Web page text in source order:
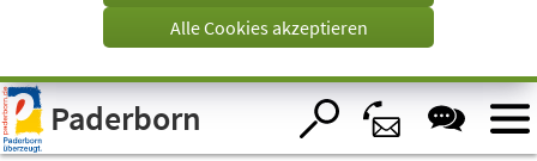
Visuelle
Assistenzsoftware
öffnen.
Alle Cookies akzeptieren
Paderborn